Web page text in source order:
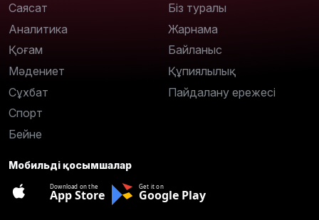
Саясат
Аналитика
Қоғам
Мәдениет
Сұхбат
Спорт
Бейне
Біз туралы
Жарнама
Байланыс
Құпиялылық
Пайдалану ережесі
Мобильді қосымшалар
Download on the
App Store
Get it on
Google Play